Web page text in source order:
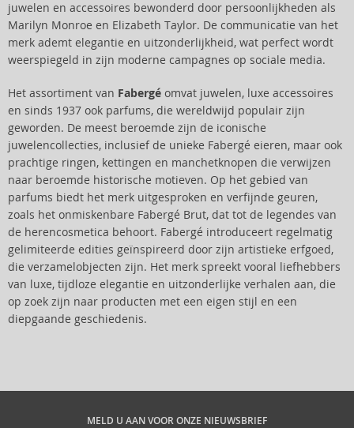
juwelen en accessoires bewonderd door persoonlijkheden als
Marilyn Monroe en Elizabeth Taylor. De communicatie van het
merk ademt elegantie en uitzonderlijkheid, wat perfect wordt
weerspiegeld in zijn moderne campagnes op sociale media.
Het assortiment van Fabergé omvat juwelen, luxe accessoires
en sinds 1937 ook parfums, die wereldwijd populair zijn
geworden. De meest beroemde zijn de iconische
juwelencollecties, inclusief de unieke Fabergé eieren, maar ook
prachtige ringen, kettingen en manchetknopen die verwijzen
naar beroemde historische motieven. Op het gebied van
parfums biedt het merk uitgesproken en verfijnde geuren,
zoals het onmiskenbare Fabergé Brut, dat tot de legendes van
de herencosmetica behoort. Fabergé introduceert regelmatig
gelimiteerde edities geïnspireerd door zijn artistieke erfgoed,
die verzamelobjecten zijn. Het merk spreekt vooral liefhebbers
van luxe, tijdloze elegantie en uitzonderlijke verhalen aan, die
op zoek zijn naar producten met een eigen stijl en een
diepgaande geschiedenis.
MELD U AAN VOOR ONZE NIEUWSBRIEF